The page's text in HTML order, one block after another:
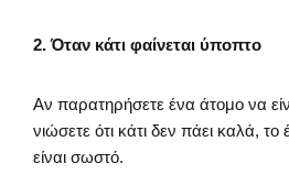
2. Όταν κάτι φαίνεται ύποπτο
Αν παρατηρήσετε ένα άτομο να
νιώσετε ότι κάτι δεν πάει καλά, το
είναι σωστό.